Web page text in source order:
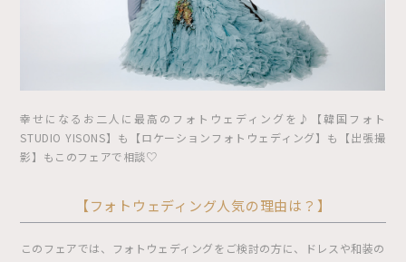
幸せになるお二人に最高のフォトウェディングを♪【韓国フォト
STUDIO YISONS】も【ロケーションフォトウェディング】も【出張撮
影】もこのフェアで相談♡
【フォトウェディング人気の理由は？】
このフェアでは、フォトウェディングをご検討の方に、ドレスや和装の